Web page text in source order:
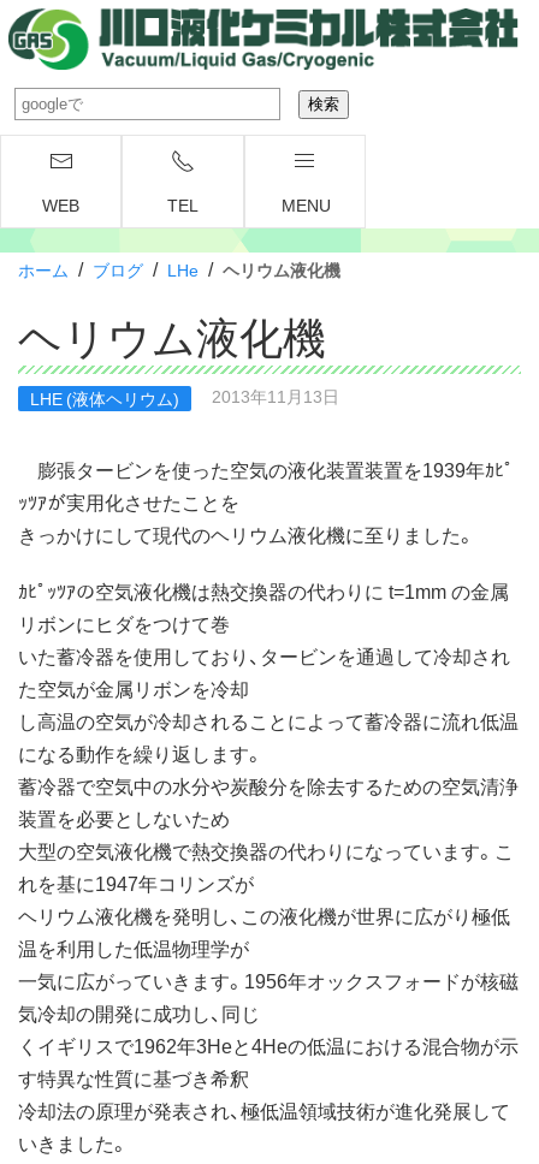
WEB TEL MENU
ホーム / ブログ / LHe / ヘリウム液化機
ヘリウム液化機
LHE (液体ヘリウム) 2013年11月13日
膨張タービンを使った空気の液化装置装置を1939年ｶﾋﾟ
ｯﾂｱが実用化させたことを
きっかけにして現代のヘリウム液化機に至りました。
ｶﾋﾟｯﾂｱの空気液化機は熱交換器の代わりに t=1mm の金属
リボンにヒダをつけて巻
いた蓄冷器を使用しており、タービンを通過して冷却され
た空気が金属リボンを冷却
し高温の空気が冷却されることによって蓄冷器に流れ低温
になる動作を繰り返します。
蓄冷器で空気中の水分や炭酸分を除去するための空気清浄
装置を必要としないため
大型の空気液化機で熱交換器の代わりになっています。こ
れを基に1947年コリンズが
ヘリウム液化機を発明し、この液化機が世界に広がり極低
温を利用した低温物理学が
一気に広がっていきます。1956年オックスフォードが核磁
気冷却の開発に成功し、同じ
くイギリスで1962年3Heと4Heの低温における混合物が示
す特異な性質に基づき希釈
冷却法の原理が発表され、極低温領域技術が進化発展して
いきました。